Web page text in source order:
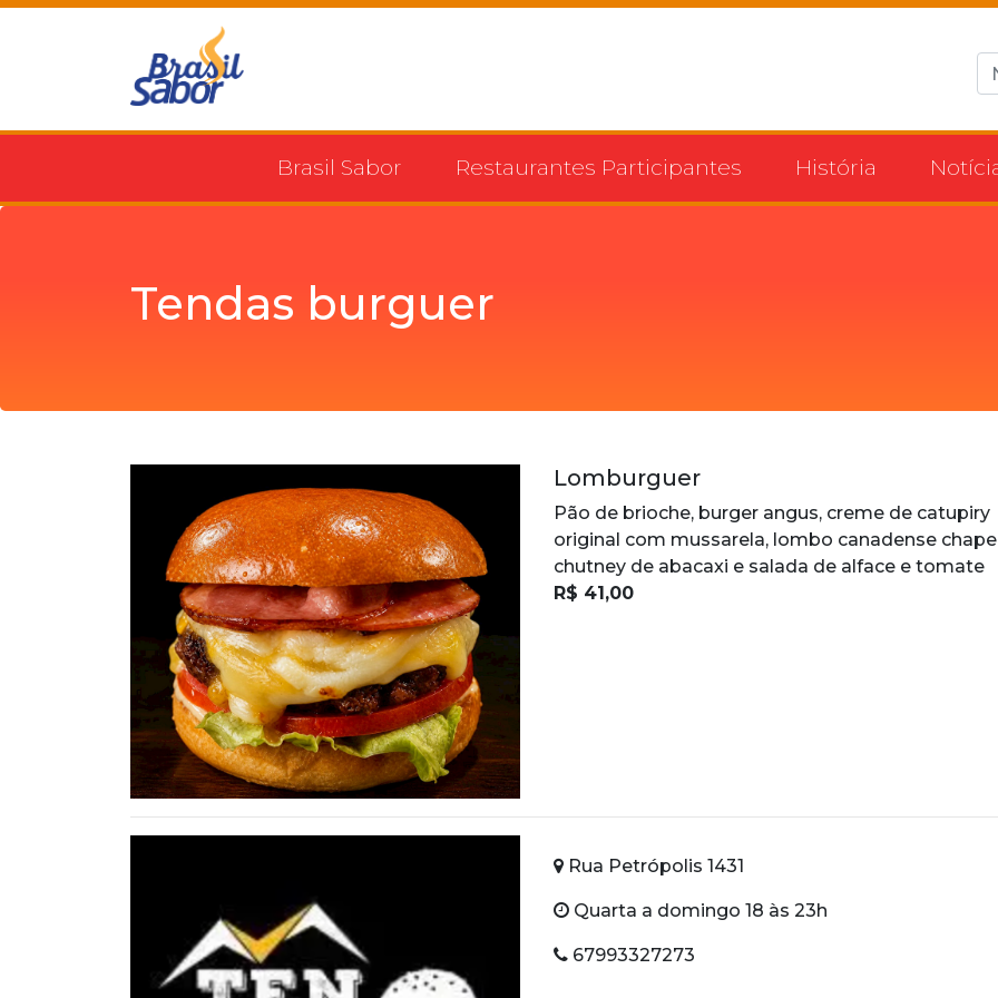
Brasil Sabor Restaurantes Participantes História
Tendas burguer
Lomburguer
Pão de brioche, burger angus, creme de catupiry
original com mussarela, lombo canadense
chutney de abacaxi e salada de alface e tomate
R$ 41,00
Rua Petrópolis 1431
Quarta a domingo 18 às 23h
67993327273